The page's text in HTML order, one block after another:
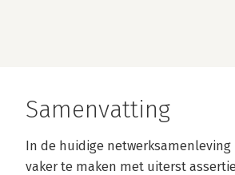
Samenvatting
In de huidige
vaker te maken met uiterst